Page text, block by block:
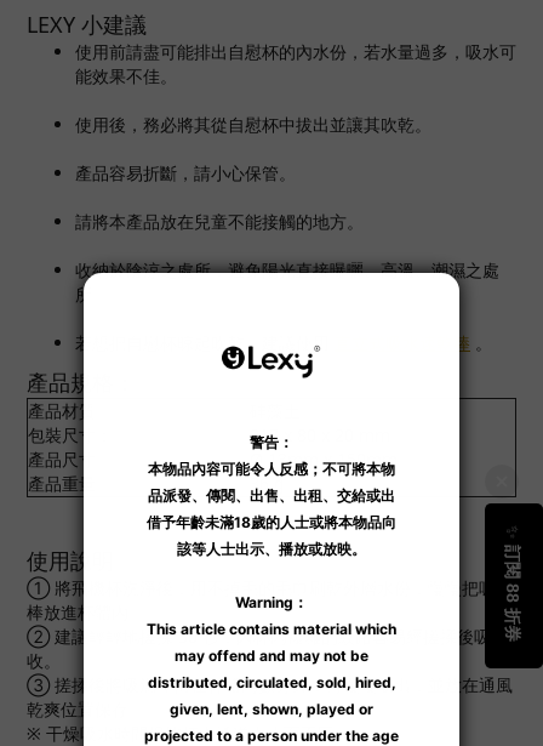
LEXY 小建議
使用前請盡可能排出自慰杯的內水份，若水量過多，吸水可
能效果不佳。
使用後，務必將其從自慰杯中拔出並讓其吹乾。
產品容易折斷，請小心保管。
請將本產品放在兒童不能接觸的地方。
收納於陰涼之處所，避免陽光直接曝曬、高溫、潮濕之處
所。
若想把自慰杯晾起吹乾，建議使用 直立式吸水速乾棒 。
產品規格：
產品材質
包裝尺寸：
217 x 80 x 20 mm
產品尺寸
Ø 13mm x 150mm
產品重量
36 g
使用說明
① 將飛機杯洗淨後，用不掉毛的毛巾刷乾外層水份，慢慢把吸濕
棒放進杯體內。
② 建議輕輕地搓揉 30 秒，因杯內複雜的紋路容易經搓揉後吸
收。
③ 搓揉後將吸濕棒留在杯體內數分鐘，再慢慢取出，並放在通風
乾爽位置保存。
※ 干燥吸水時間根據杯內通道大小而不同。